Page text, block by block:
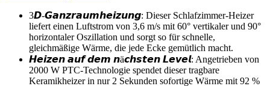
3𝘿-𝙂𝙖𝙣𝙯𝙧𝙖𝙪𝙢𝙝𝙚𝙞𝙯𝙪𝙣𝙜: Dieser Schlafzimmer-Heizer
liefert einen Luftstrom von 3,6 m/s mit 60° vertikaler und 90°
horizontaler Oszillation und sorgt so für schnelle,
gleichmäßige Wärme, die jede Ecke gemütlich macht.
𝙃𝙚𝙞𝙯𝙚𝙣 𝙖𝙪𝙛 𝙙𝙚𝙢 𝙣ä𝙘𝙝𝙨𝙩𝙚𝙣 𝙇𝙚𝙫𝙚𝙡: Angetrieben von
2000 W PTC-Technologie spendet dieser tragbare
Keramikheizer in nur 2 Sekunden sofortige Wärme mit 92 %